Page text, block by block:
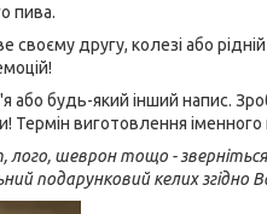
пива.
другу, колезі або
будь-який інший напис.
Термін виготовлення
шеврон тощо -
подарунковий келих згідно